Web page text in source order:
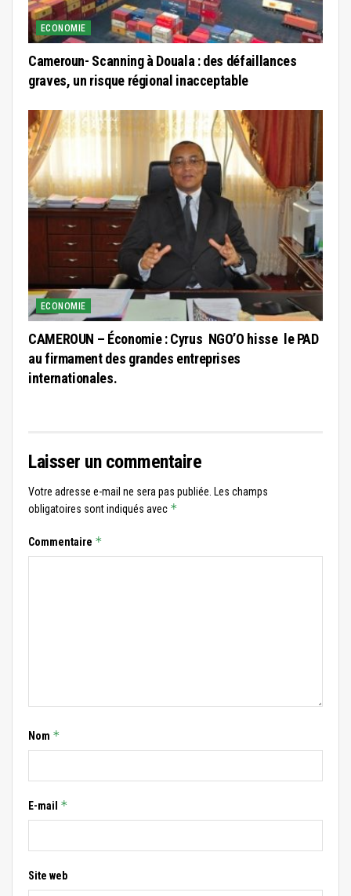
ECONOMIE
Cameroun- Scanning à Douala : des défaillances
graves, un risque régional inacceptable
ECONOMIE
CAMEROUN – Économie : Cyrus NGO’O hisse le PAD
au firmament des grandes entreprises
internationales.
Laisser un commentaire
Votre adresse e-mail ne sera pas publiée. Les champs
obligatoires sont indiqués avec *
Commentaire *
Nom *
E-mail *
Site web